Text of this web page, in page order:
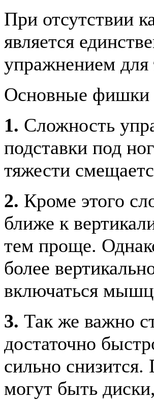
При отсутствии
является
упражнением для
Основные фишки
1. Сложность
подставки под
тяжести
2. Кроме этого
ближе к
тем проще.
более
включаться
3. Так же важно
достаточно
сильно
могут быть